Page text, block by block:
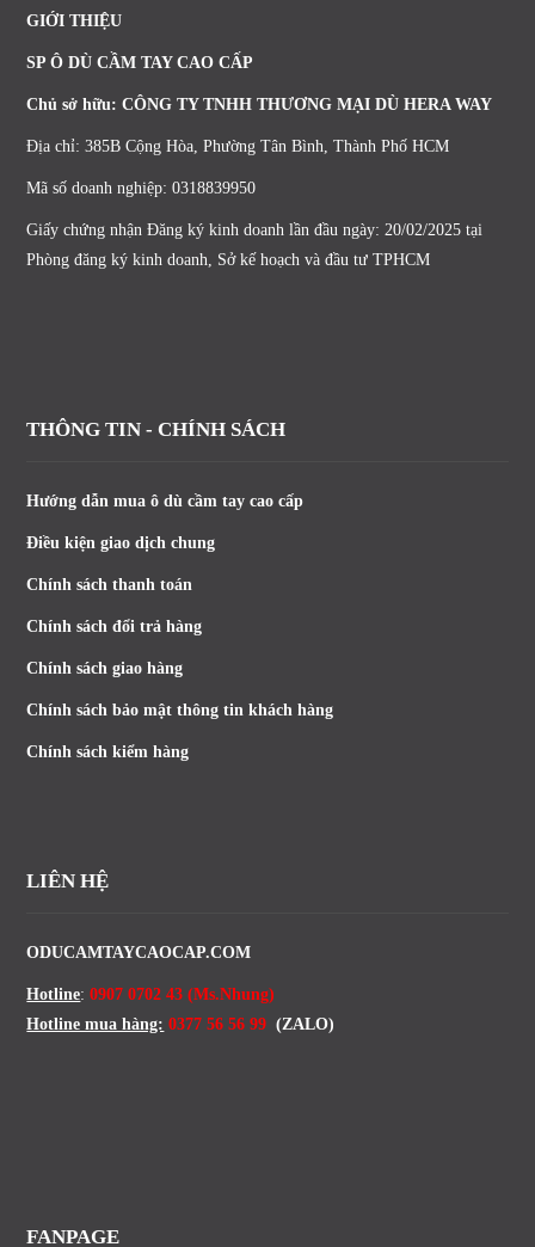
GIỚI THIỆU
SP Ô DÙ CẦM TAY CAO CẤP
Chủ sở hữu: CÔNG TY TNHH THƯƠNG MẠI DÙ HERA WAY
Địa chỉ: 385B Cộng Hòa, Phường Tân Bình, Thành Phố HCM
Mã số doanh nghiệp: 0318839950
Giấy chứng nhận Đăng ký kinh doanh lần đầu ngày: 20/02/2025 tại
Phòng đăng ký kinh doanh, Sở kế hoạch và đầu tư TPHCM
THÔNG TIN - CHÍNH SÁCH
Hướng dẫn mua ô dù cầm tay cao cấp
Điều kiện giao dịch chung
Chính sách thanh toán
Chính sách đổi trả hàng
Chính sách giao hàng
Chính sách bảo mật thông tin khách hàng
Chính sách kiểm hàng
LIÊN HỆ
ODUCAMTAYCAOCAP.COM
Hotline:0907 0702 43 (Ms.Nhung)
Hotline mua hàng: 0377 56 56 99 (ZALO)
FANPAGE